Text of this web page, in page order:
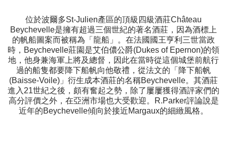
位於波爾多St-Julien產區的頂級四級酒莊Château
Beychevelle是擁有超過三個世紀的著名酒莊，因為酒標上
的帆船圖案而被稱為「龍船」。在法國國王亨利三世當政
時，Beychevelle莊園是艾伯儂公爵(Dukes of Epernon)的領
地，他身兼海軍上將及總督，因此在當時從這個城堡前航行
過的船隻都要降下船帆向他敬禮，從法文的「降下船帆
(Baisse-Voile)」衍生成本酒莊的名稱Beychevelle。其酒莊
進入21世紀之後，頗有奮起之勢，除了屢屢獲得酒評家們的
高分評價之外，在亞洲市場也大受歡迎。R.Parker評論說是
近年的Beychevelle傾向於接近Margaux的細緻風格。